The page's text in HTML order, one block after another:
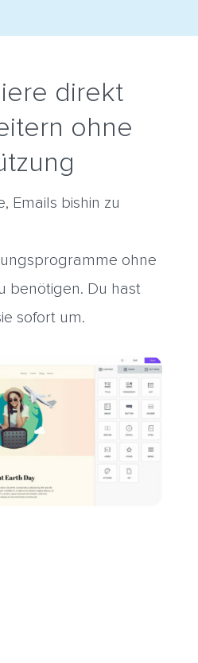
direkt
ohne
Emails bishin zu
ohne
benötigen. Du hast
sofort um.